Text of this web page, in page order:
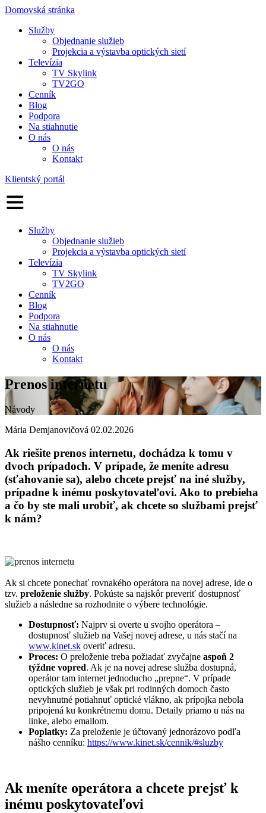
Domovská stránka
Služby
Objednanie služieb
Projekcia a výstavba optických sietí
Televízia
TV Skylink
TV2GO
Cenník
Blog
Podpora
Na stiahnutie
O nás
O nás
Kontakt
Klientský portál
Služby
Objednanie služieb
Projekcia a výstavba optických sietí
Televízia
TV Skylink
TV2GO
Cenník
Blog
Podpora
Na stiahnutie
O nás
O nás
Kontakt
Prenos internetu
Návody
Mária Demjanovičová 02.02.2026
Ak riešite prenos internetu, dochádza k tomu v
dvoch prípadoch. V prípade, že meníte adresu
(sťahovanie sa), alebo chcete prejsť na iné služby,
prípadne k inému poskytovateľovi. Ako to prebieha
a čo by ste mali urobiť, ak chcete so službami prejsť
k nám?
Ak si chcete ponechať rovnakého operátora na novej adrese, ide o
tzv. preloženie služby. Pokúste sa najskôr preveriť dostupnosť
služieb a následne sa rozhodnite o výbere technológie.
Dostupnosť: Najprv si overte u svojho operátora –
dostupnosť služieb na Vašej novej adrese, u nás stačí na
www.kinet.sk overiť adresu.
Proces: O preloženie treba požiadať zvyčajne aspoň 2
týždne vopred. Ak je na novej adrese služba dostupná,
operátor tam internet jednoducho „prepne“. V prípade
optických služieb je však pri rodinných domoch často
nevyhnutné potiahnuť optické vlákno, ak prípojka nebola
pripojená ku konkrétnemu domu. Detaily priamo u nás na
linke, alebo emailom.
Poplatky: Za preloženie je účtovaný jednorázovo podľa
nášho cenníku: https://www.kinet.sk/cennik/#sluzby
Ak meníte operátora a chcete prejsť k
inému poskytovateľovi